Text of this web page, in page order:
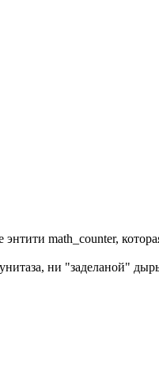
math_counter,
ни "заделаной"